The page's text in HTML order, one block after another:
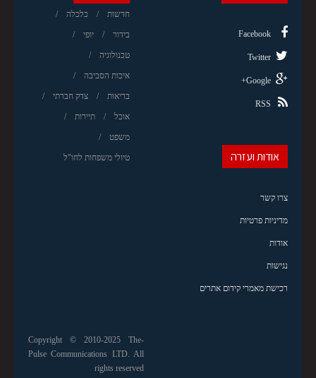
חדשות כלכלה
בידור יופי
טכנולוגיה
איכות הסביבה
בריאות צדק חברתי
אוכל תיירות
משפט
טיולי משפחות לחו"ל
Facebook
Twitter
Google+
RSS
אודות ועזרה
צרו קשר
מדיניות פרטיות
אודות
נגישות
רכישת מאמרי קידום אתרים
Copyright © 2010-2025 The-
Pulse Communications LTD. All
rights reserved